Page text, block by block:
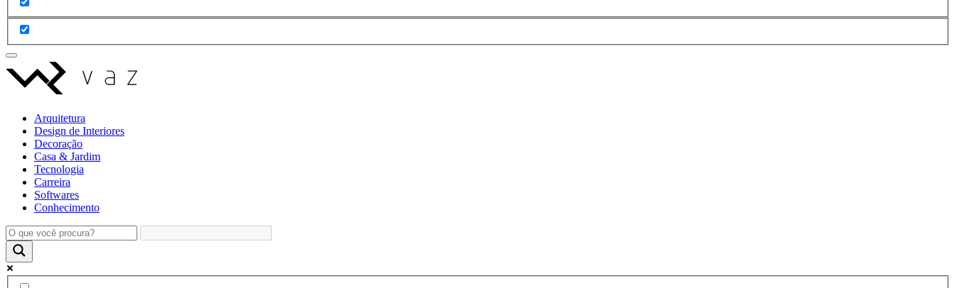
Arquitetura
Design de Interiores
Decoração
Casa & Jardim
Tecnologia
Carreira
Softwares
Conhecimento